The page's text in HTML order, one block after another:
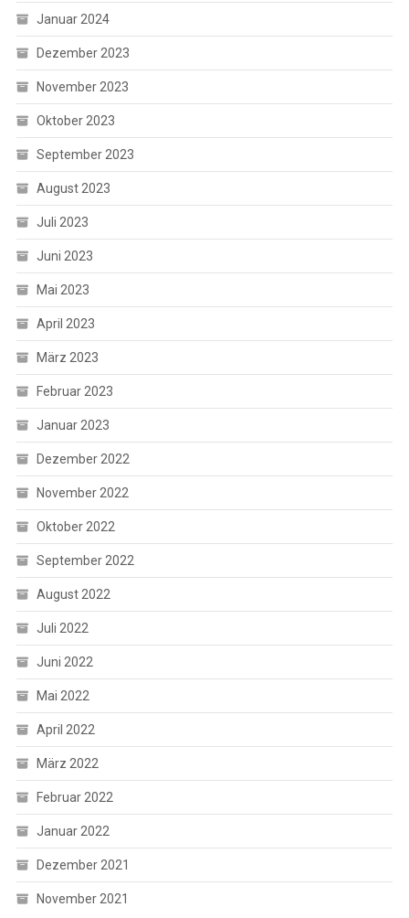
Januar 2024
Dezember 2023
November 2023
Oktober 2023
September 2023
August 2023
Juli 2023
Juni 2023
Mai 2023
April 2023
März 2023
Februar 2023
Januar 2023
Dezember 2022
November 2022
Oktober 2022
September 2022
August 2022
Juli 2022
Juni 2022
Mai 2022
April 2022
März 2022
Februar 2022
Januar 2022
Dezember 2021
November 2021